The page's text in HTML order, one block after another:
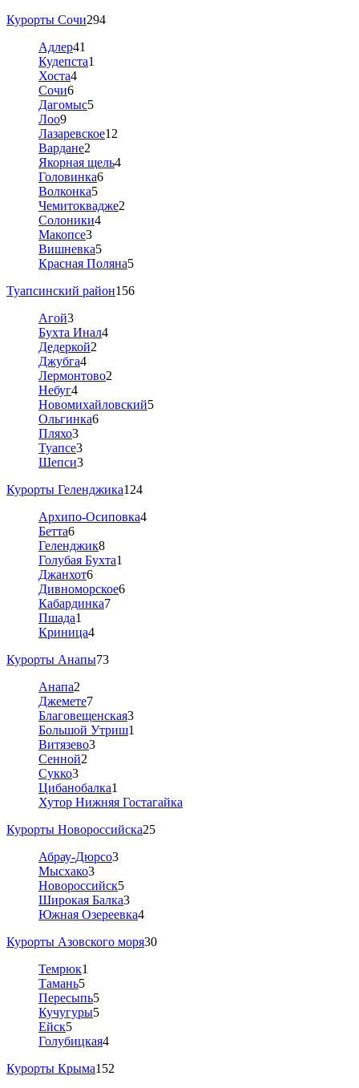
Курорты Сочи294
Адлер41
Кудепста1
Хоста4
Сочи6
Дагомыс5
Лоо9
Лазаревское12
Вардане2
Якорная щель4
Головинка6
Волконка5
Чемитоквадже2
Солоники4
Макопсе3
Вишневка5
Красная Поляна5
Туапсинский район156
Агой3
Бухта Инал4
Дедеркой2
Джубга4
Лермонтово2
Небуг4
Новомихайловский5
Ольгинка6
Пляхо3
Туапсе3
Шепси3
Курорты Геленджика124
Архипо-Осиповка4
Бетта6
Геленджик8
Голубая Бухта1
Джанхот6
Дивноморское6
Кабардинка7
Пшада1
Криница4
Курорты Анапы73
Анапа2
Джемете7
Благовещенская3
Большой Утриш1
Витязево3
Сенной2
Сукко3
Цибанобалка1
Хутор Нижняя Гостагайка
Курорты Новороссийска25
Абрау-Дюрсо3
Мысхако3
Новороссийск5
Широкая Балка3
Южная Озереевка4
Курорты Азовского моря30
Темрюк1
Тамань5
Пересыпь5
Кучугуры5
Ейск5
Голубицкая4
Курорты Крыма152